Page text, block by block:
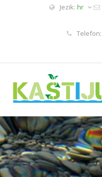
Jezik: hr
Telefon: